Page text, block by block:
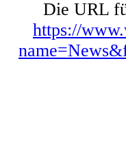
Die URL
https://